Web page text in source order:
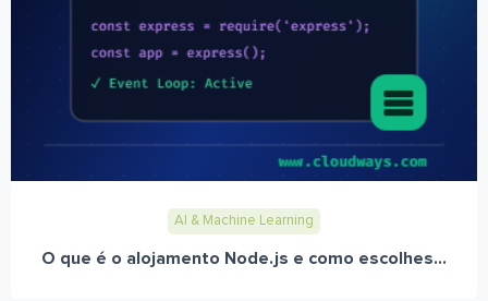
AI & Machine Learning
O que é o alojamento Node.js e como escolhes...